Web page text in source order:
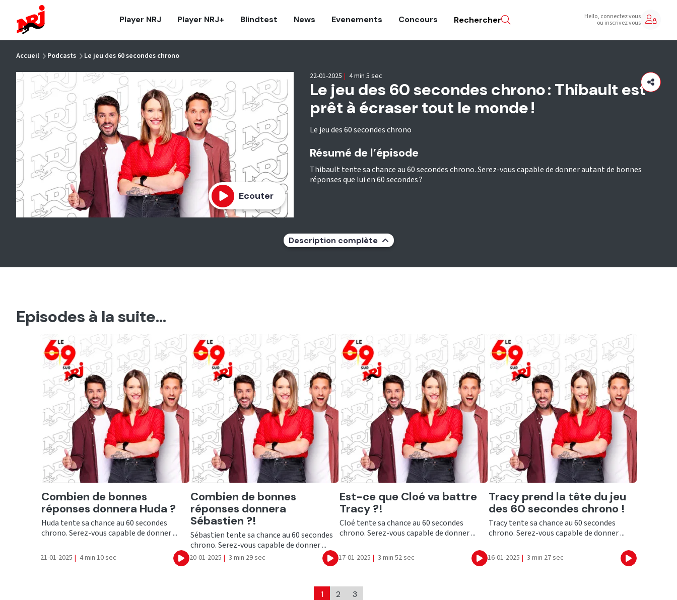
Player NRJ Player NRJ+ Blindtest News Evenements Concours Rechercher Hello, connectez vous
ou inscrivez vous
Accueil Podcasts Le jeu des 60 secondes chrono
Ecouter
Le jeu des 60 secondes chrono : Thibault est
prêt à écraser tout le monde !
Le jeu des 60 secondes chrono
22-01-2025 | 4 min 5 sec
Résumé de l’épisode
Thibault tente sa chance au 60 secondes chrono. Serez-vous capable de donner autant de bonnes
réponses que lui en 60 secondes ?
Description complète
Episodes à la suite...
Ecouter
Combien de bonnes
réponses donnera Huda ?
Huda tente sa chance au 60 secondes
chrono. Serez-vous capable de donner ...
21-01-2025 | 4 min 10 sec Ecouter
Ecouter
Combien de bonnes
réponses donnera
Sébastien ?!
Sébastien tente sa chance au 60 secondes
chrono. Serez-vous capable de donner ...
20-01-2025 | 3 min 29 sec Ecouter
Ecouter
Est-ce que Cloé va battre
Tracy ?!
Cloé tente sa chance au 60 secondes
chrono. Serez-vous capable de donner ...
17-01-2025 | 3 min 52 sec Ecouter
Ecouter
Tracy prend la tête du jeu
des 60 secondes chrono !
Tracy tente sa chance au 60 secondes
chrono. Serez-vous capable de donner ...
16-01-2025 | 3 min 27 sec Ecouter
1 2 3